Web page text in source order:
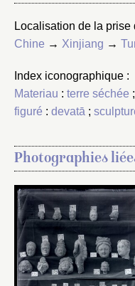
Localisation de la prise
Chine → Xinjiang →
Index iconographique :
Materiau : terre séchée ;
figuré : devatā ;
Photographies